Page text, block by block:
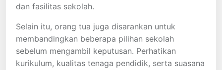
dan fasilitas sekolah.
Selain itu, orang tua juga disarankan untuk
membandingkan beberapa pilihan sekolah
sebelum mengambil keputusan. Perhatikan
kurikulum, kualitas tenaga pendidik, serta suasana